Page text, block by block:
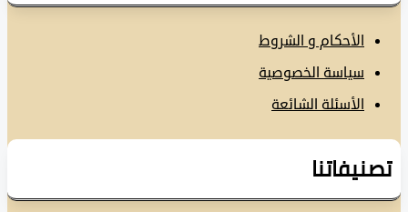
الأحكام و الشروط
سياسة الخصوصية
الأسئلة الشائعة